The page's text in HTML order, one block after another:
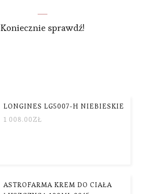
Koniecznie sprawdź!
LONGINES LG5007-H NIEBIESKIE
1 008.00ZŁ
ASTROFARMA KREM DO CIAŁA